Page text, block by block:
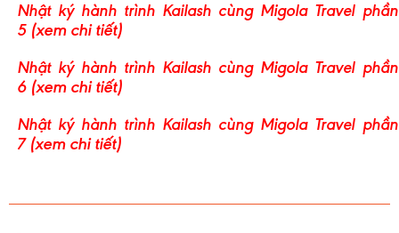
Nhật ký hành trình Kailash cùng Migola Travel phần
5(xem chi tiết)
Nhật ký hành trình Kailash cùng Migola Travel phần
6(xem chi tiết)
Nhật ký hành trình Kailash cùng Migola Travel phần
7(xem chi tiết)